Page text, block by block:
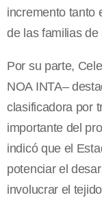
incremento tanto
de las familias de
Por su parte,
NOA INTA–
clasificadora por
importante del
indicó que el
potenciar el
involucrar el